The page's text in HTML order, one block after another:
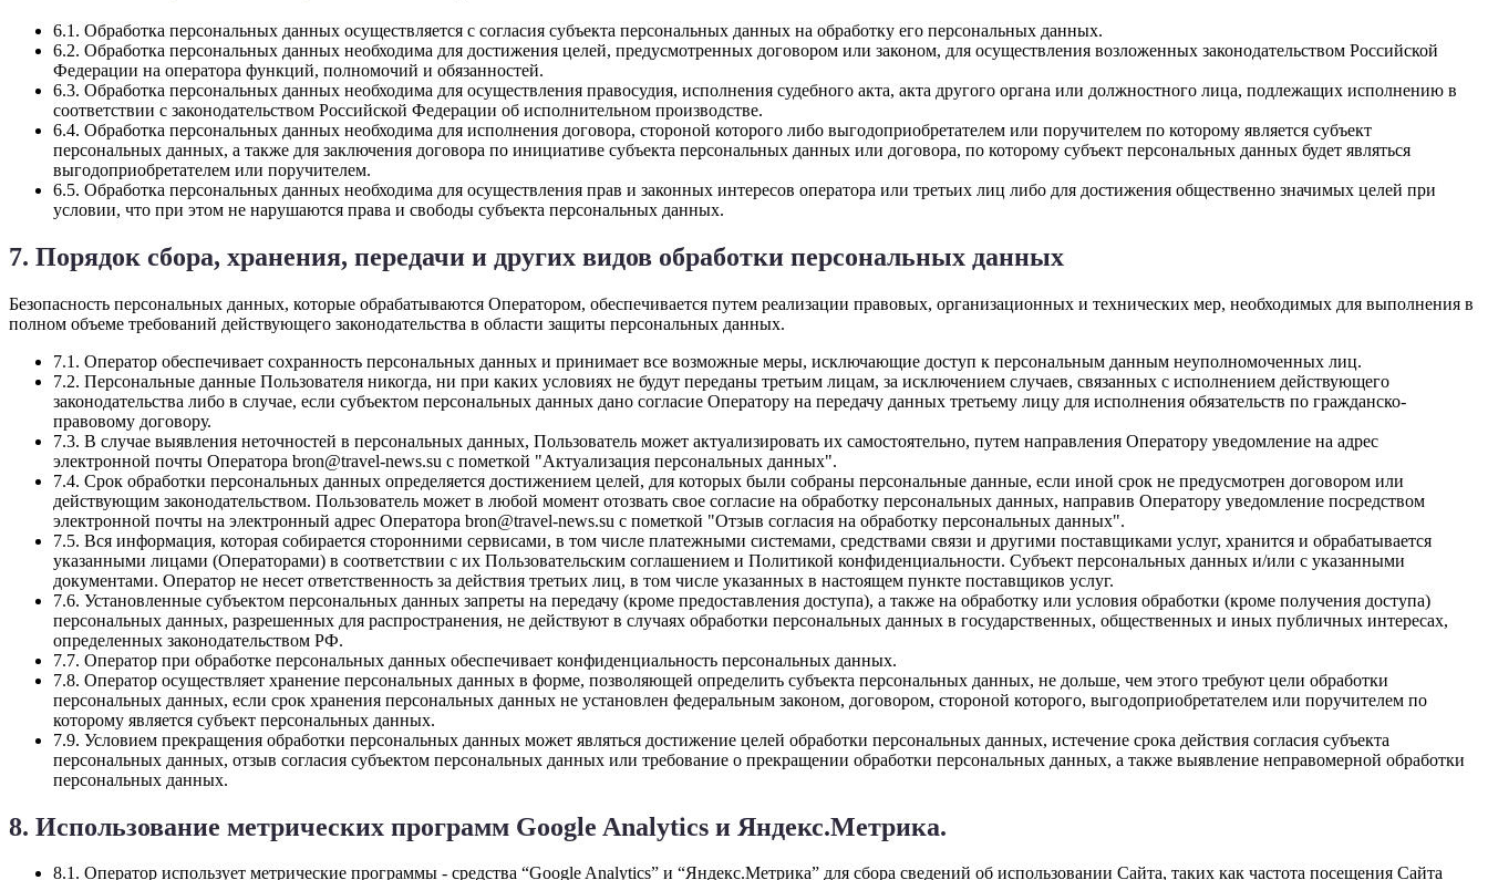
6.1. Обработка персональных данных осуществляется с согласия субъекта персональных данных на обработку его персональных данных.
6.2. Обработка персональных данных необходима для достижения целей, предусмотренных договором или законом, для осуществления возложенных законодательством Российской
Федерации на оператора функций, полномочий и обязанностей.
6.3. Обработка персональных данных необходима для осуществления правосудия, исполнения судебного акта, акта другого органа или должностного лица, подлежащих исполнению в
соответствии с законодательством Российской Федерации об исполнительном производстве.
6.4. Обработка персональных данных необходима для исполнения договора, стороной которого либо выгодоприобретателем или поручителем по которому является субъект
персональных данных, а также для заключения договора по инициативе субъекта персональных данных или договора, по которому субъект персональных данных будет являться
выгодоприобретателем или поручителем.
6.5. Обработка персональных данных необходима для осуществления прав и законных интересов оператора или третьих лиц либо для достижения общественно значимых целей при
условии, что при этом не нарушаются права и свободы субъекта персональных данных.
7. Порядок сбора, хранения, передачи и других видов обработки персональных данных
Безопасность персональных данных, которые обрабатываются Оператором, обеспечивается путем реализации правовых, организационных и технических мер, необходимых для выполнения в
полном объеме требований действующего законодательства в области защиты персональных данных.
7.1. Оператор обеспечивает сохранность персональных данных и принимает все возможные меры, исключающие доступ к персональным данным неуполномоченных лиц.
7.2. Персональные данные Пользователя никогда, ни при каких условиях не будут переданы третьим лицам, за исключением случаев, связанных с исполнением действующего
законодательства либо в случае, если субъектом персональных данных дано согласие Оператору на передачу данных третьему лицу для исполнения обязательств по гражданско-
правовому договору.
7.3. В случае выявления неточностей в персональных данных, Пользователь может актуализировать их самостоятельно, путем направления Оператору уведомление на адрес
электронной почты Оператора bron@travel-news.su с пометкой "Актуализация персональных данных".
7.4. Срок обработки персональных данных определяется достижением целей, для которых были собраны персональные данные, если иной срок не предусмотрен договором или
действующим законодательством. Пользователь может в любой момент отозвать свое согласие на обработку персональных данных, направив Оператору уведомление посредством
электронной почты на электронный адрес Оператора bron@travel-news.su с пометкой "Отзыв согласия на обработку персональных данных".
7.5. Вся информация, которая собирается сторонними сервисами, в том числе платежными системами, средствами связи и другими поставщиками услуг, хранится и обрабатывается
указанными лицами (Операторами) в соответствии с их Пользовательским соглашением и Политикой конфиденциальности. Субъект персональных данных и/или с указанными
документами. Оператор не несет ответственность за действия третьих лиц, в том числе указанных в настоящем пункте поставщиков услуг.
7.6. Установленные субъектом персональных данных запреты на передачу (кроме предоставления доступа), а также на обработку или условия обработки (кроме получения доступа)
персональных данных, разрешенных для распространения, не действуют в случаях обработки персональных данных в государственных, общественных и иных публичных интересах,
определенных законодательством РФ.
7.7. Оператор при обработке персональных данных обеспечивает конфиденциальность персональных данных.
7.8. Оператор осуществляет хранение персональных данных в форме, позволяющей определить субъекта персональных данных, не дольше, чем этого требуют цели обработки
персональных данных, если срок хранения персональных данных не установлен федеральным законом, договором, стороной которого, выгодоприобретателем или поручителем по
которому является субъект персональных данных.
7.9. Условием прекращения обработки персональных данных может являться достижение целей обработки персональных данных, истечение срока действия согласия субъекта
персональных данных, отзыв согласия субъектом персональных данных или требование о прекращении обработки персональных данных, а также выявление неправомерной обработки
персональных данных.
8. Использование метрических программ Google Analytics и Яндекс.Метрика.
8.1. Оператор использует метрические программы - средства “Google Analytics” и “Яндекс.Метрика” для сбора сведений об использовании Сайта, таких как частота посещения Сайта